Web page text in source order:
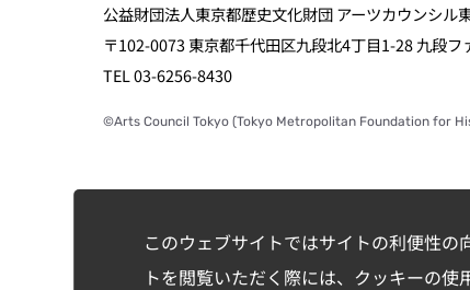
このウェブサイトではサイトの利便性
トを閲覧いただく際には、クッキーの使
公益財団法人東京都歴史文化財団 アーツカウンシル
〒102-0073 東京都千代田区九段北4丁目1-28 九段
TEL 03-6256-8430
©Arts Council Tokyo (Tokyo Metropolitan Foundation for